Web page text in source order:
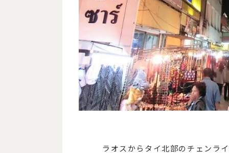
ラオスからタイ北部のチェンラ